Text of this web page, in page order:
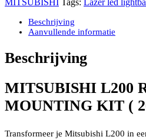
KIT
INCLUSIEF
LAZER
42
LAZER
LIGHTBAR
aantal
Beschrijving
Aanvullende informatie
Beschrijving
MITSUBISHI L200
MOUNTING KIT (
Transformeer je Mitsubishi L200 in